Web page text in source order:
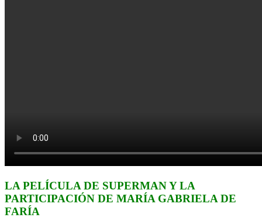
LA PELÍCULA DE SUPERMAN Y LA
PARTICIPACIÓN DE MARÍA GABRIELA DE
FARÍA